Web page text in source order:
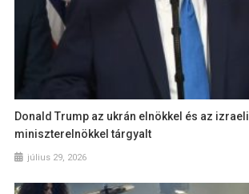
Donald Trump az ukrán elnökkel és az izraeli
miniszterelnökkel tárgyalt
július 29, 2026